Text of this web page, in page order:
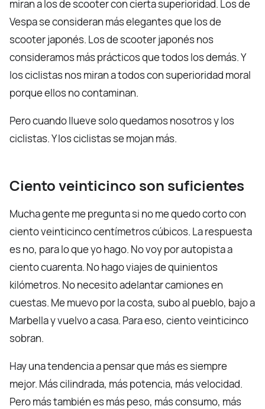
miran a los de scooter con cierta superioridad. Los de
Vespa se consideran más elegantes que los de
scooter japonés. Los de scooter japonés nos
consideramos más prácticos que todos los demás. Y
los ciclistas nos miran a todos con superioridad moral
porque ellos no contaminan.
Pero cuando llueve solo quedamos nosotros y los
ciclistas. Y los ciclistas se mojan más.
Ciento veinticinco son suficientes
Mucha gente me pregunta si no me quedo corto con
ciento veinticinco centímetros cúbicos. La respuesta
es no, para lo que yo hago. No voy por autopista a
ciento cuarenta. No hago viajes de quinientos
kilómetros. No necesito adelantar camiones en
cuestas. Me muevo por la costa, subo al pueblo, bajo a
Marbella y vuelvo a casa. Para eso, ciento veinticinco
sobran.
Hay una tendencia a pensar que más es siempre
mejor. Más cilindrada, más potencia, más velocidad.
Pero más también es más peso, más consumo, más